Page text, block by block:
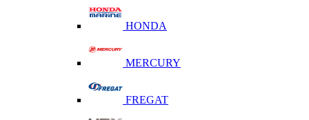
HONDA
MERCURY
FREGAT